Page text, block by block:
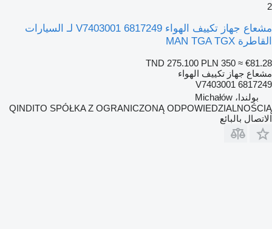
2
مشعاع جهاز تكييف الهواء 6817249 V7403001 لـ السيارات
القاطرة MAN TGA TGX
TND 275.100 PLN 350 ≈ €81.28
مشعاع جهاز تكييف الهواء
6817249 V7403001
بولندا، Michałów
QINDITO SPÓŁKA Z OGRANICZONĄ ODPOWIEDZIALNOŚCIĄ
الاتصال بالبائع